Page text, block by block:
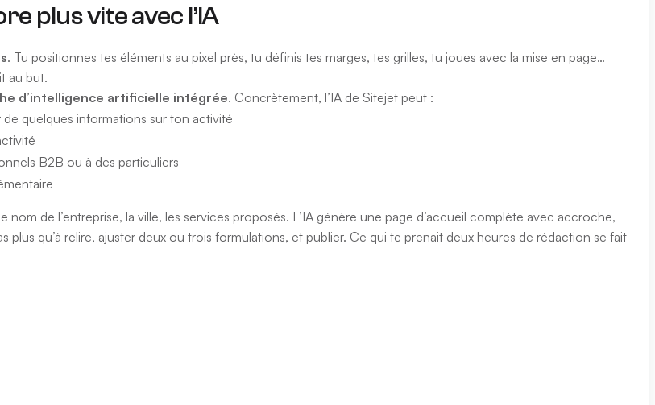
plus vite avec l’IA
. Tu positionnes tes éléments au pixel près, tu définis tes marges, tes grilles, tu joues avec la mise en page…
au but.
d’intelligence artificielle intégrée. Concrètement, l’IA de Sitejet peut :
de quelques informations sur ton activité
B2B ou à des particuliers
de l’entreprise, la ville, les services proposés. L’IA génère une page d’accueil complète avec accroche,
plus qu’à relire, ajuster deux ou trois formulations, et publier. Ce qui te prenait deux heures de rédaction se fait